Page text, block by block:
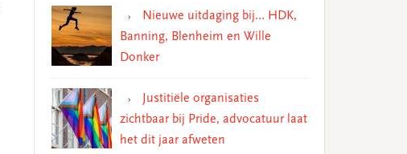
Nieuwe uitdaging bij… HDK,
Banning, Blenheim en Wille
Donker
Justitiële organisaties
zichtbaar bij Pride, advocatuur laat
het dit jaar afweten